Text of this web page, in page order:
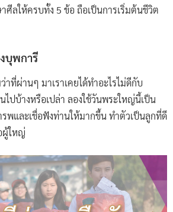
ศีลให้ครบทั้ง 5 ข้อ ถือเป็นการเริ่มต้นชีวิต
บุพการี
าที่ผ่านๆ มาเราเคยได้ทำอะไรไม่ดีกับ
ปบ้างหรือเปล่า ลองใช้วันพระใหญ่นี้เป็น
รพและเชื่อฟังท่านให้มากขึ้น ทำตัวเป็นลูกที่ดี
ผู้ใหญ่